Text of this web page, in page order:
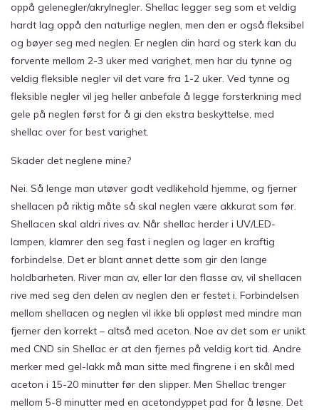
oppå gelenegler/akrylnegler. Shellac legger seg som et veldig
hardt lag oppå den naturlige neglen, men den er også fleksibel
og bøyer seg med neglen. Er neglen din hard og sterk kan du
forvente mellom 2-3 uker med varighet, men har du tynne og
veldig fleksible negler vil det vare fra 1-2 uker. Ved tynne og
fleksible negler vil jeg heller anbefale å legge forsterkning med
gele på neglen først for å gi den ekstra beskyttelse, med
shellac over for best varighet.
Skader det neglene mine?
Nei. Så lenge man utøver godt vedlikehold hjemme, og fjerner
shellacen på riktig måte så skal neglen være akkurat som før.
Shellacen skal aldri rives av. Når shellac herder i UV/LED-
lampen, klamrer den seg fast i neglen og lager en kraftig
forbindelse. Det er blant annet dette som gir den lange
holdbarheten. River man av, eller lar den flasse av, vil shellacen
rive med seg den delen av neglen den er festet i. Forbindelsen
mellom shellacen og neglen vil ikke bli oppløst med mindre man
fjerner den korrekt – altså med aceton. Noe av det som er unikt
med CND sin Shellac er at den fjernes på veldig kort tid. Andre
merker med gel-lakk må man sitte med fingrene i en skål med
aceton i 15-20 minutter før den slipper. Men Shellac trenger
mellom 5-8 minutter med en acetondyppet pad for å løsne. Det